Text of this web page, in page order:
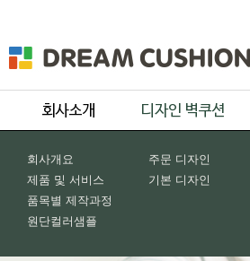
회사개요
제품 및 서비스
품목별 제작과정
원단컬러샘플
주문 디자인
기본 디자인